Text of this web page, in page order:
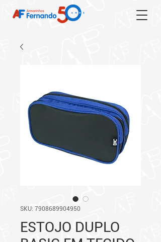
SKU: 7908689904950
ESTOJO DUPLO